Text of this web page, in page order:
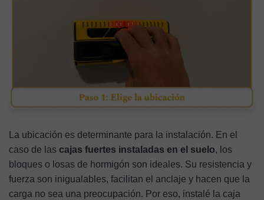
La ubicación es determinante para la instalación. En el
caso de las cajas fuertes instaladas en el suelo, los
bloques o losas de hormigón son ideales. Su resistencia y
fuerza son inigualables, facilitan el anclaje y hacen que la
carga no sea una preocupación. Por eso, instalé la caja